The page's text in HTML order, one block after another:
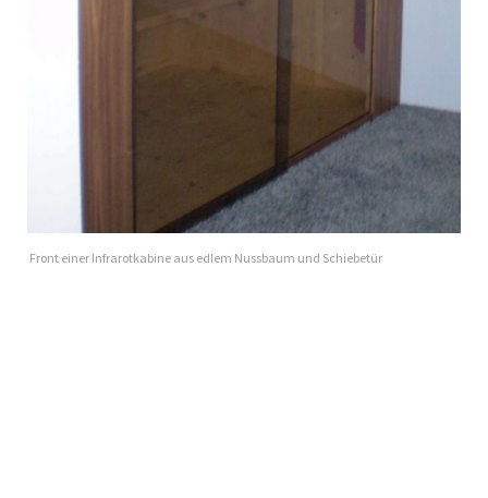
Front einer Infrarotkabine aus edlem Nussbaum und Schiebetür